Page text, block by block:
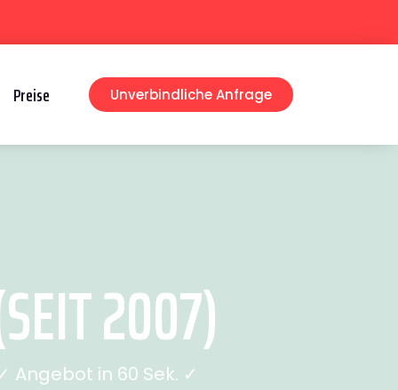
Preise Unverbindliche Anfrage
2007)
Angebot in 60 Sek. ✓